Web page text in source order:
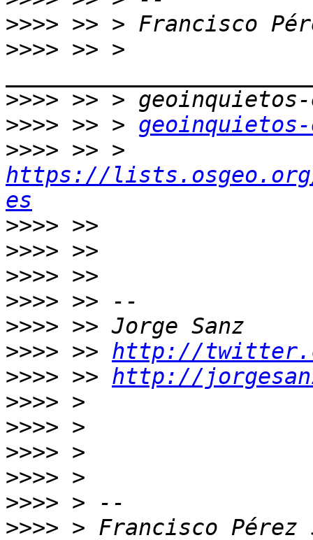
>>>>
>>>> >> >
>>>>
>>>> >> >
>>>>
https://
es
>>>>
>>>>
>>>>
>>>>
>>>>
>>>> >> http://
>>>> >> http://
>>>>
>>>>
>>>>
>>>>
>>>>
>>>>